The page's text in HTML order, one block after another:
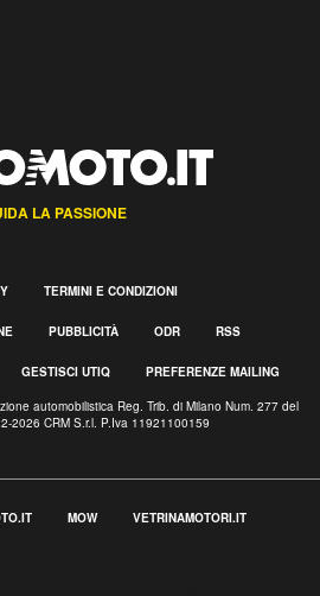
LA PASSIONE
TERMINI E CONDIZIONI
PUBBLICITÀ ODR RSS
GESTISCI UTIQ PREFERENZE MAILING
automobilistica Reg. Trib. di Milano Num. 277 del
2026 CRM S.r.l. P.Iva 11921100159
MOW VETRINAMOTORI.IT